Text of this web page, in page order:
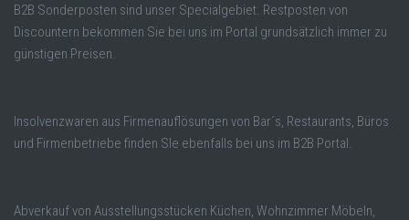
B2B Sonderposten sind unser Specialgebiet. Restposten von
Discountern bekommen Sie bei uns im Portal grundsätzlich immer zu
günstigen Preisen.
Insolvenzwaren aus Firmenauflösungen von Bar´s, Restaurants, Büros
und Firmenbetriebe finden SIe ebenfalls bei uns im B2B Portal.
Abverkauf von Ausstellungsstücken Küchen, Wohnzimmer Möbeln,